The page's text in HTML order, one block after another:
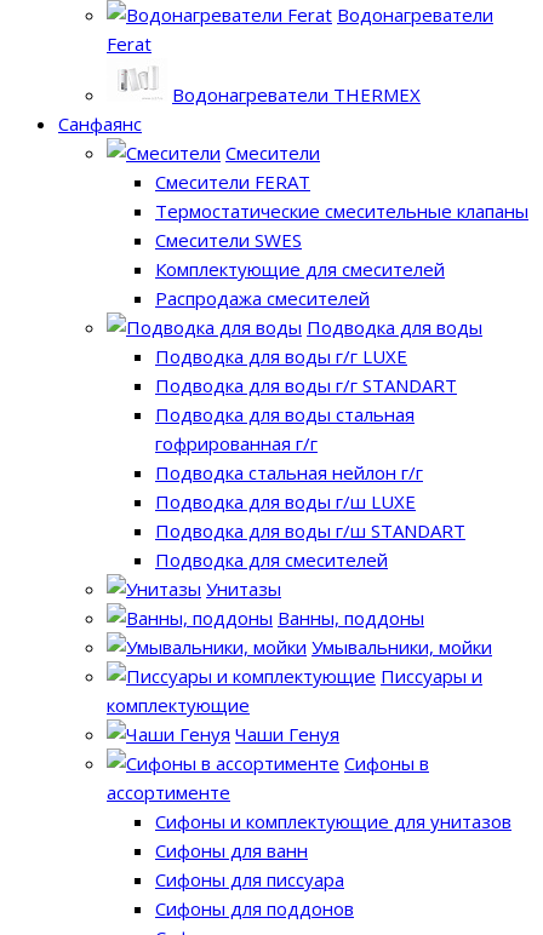
Водонагреватели
Ferat
Водонагреватели THERMEX
Санфаянс
Смесители
Смесители FERAT
Термостатические смесительные клапаны
Смесители SWES
Комплектующие для смесителей
Распродажа смесителей
Подводка для воды
Подводка для воды г/г LUXE
Подводка для воды г/г STANDART
Подводка для воды стальная
гофрированная г/г
Подводка стальная нейлон г/г
Подводка для воды г/ш LUXE
Подводка для воды г/ш STANDART
Подводка для смесителей
Унитазы
Ванны, поддоны
Умывальники, мойки
Писсуары и
комплектующие
Чаши Генуя
Сифоны в
ассортименте
Сифоны и комплектующие для унитазов
Сифоны для ванн
Сифоны для писсуара
Сифоны для поддонов